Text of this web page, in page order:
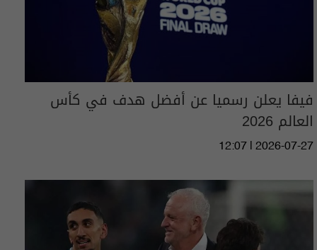
فيفا يعلن رسميا عن أفضل هدف في كأس
العالم 2026
12:07 | 2026-07-27